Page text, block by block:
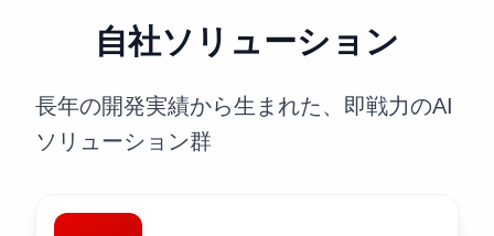
自社ソリューション
長年の開発実績から生まれた、即戦力のAI
ソリューション群